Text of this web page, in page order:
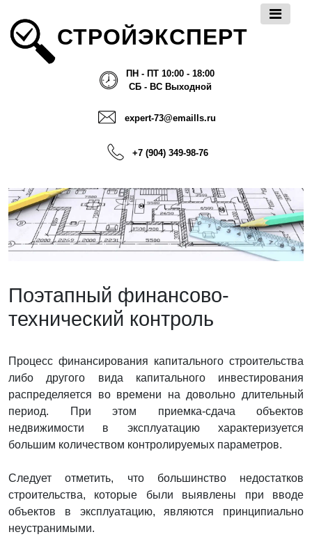
СТРОЙЭКСПЕРТ
ПН - ПТ 10:00 - 18:00
СБ - ВС Выходной
expert-73@emaills.ru
+7 (904) 349-98-76
Поэтапный финансово-
технический контроль
Процесс финансирования капитального строительства
либо другого вида капитального инвестирования
распределяется во времени на довольно длительный
период. При этом приемка-сдача объектов
недвижимости в эксплуатацию характеризуется
большим количеством контролируемых параметров.
Следует отметить, что большинство недостатков
строительства, которые были выявлены при вводе
объектов в эксплуатацию, являются принципиально
неустранимыми.